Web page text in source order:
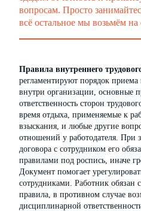
вопросам. Просто
всё остальное мы возьмём на
Правила внутреннего
регламентируют порядок приема
внутри организации, основные
ответственность сторон
время отдыха, применяемые к
взыскания, и любые другие
отношений у работодателя. При
договора с сотрудником его
правилами под роспись, иначе
Документ помогает
сотрудниками. Работник обязан
правила, в противном случае
дисциплинарной